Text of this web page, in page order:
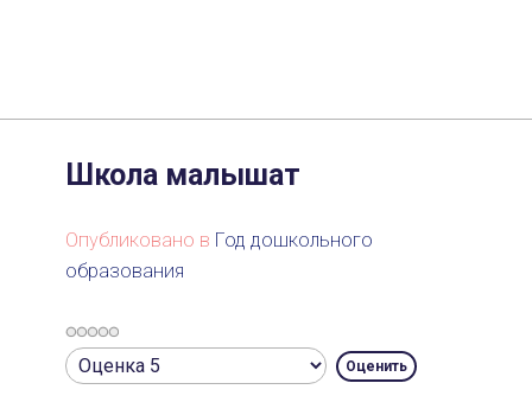
Школа малышат
Опубликовано в Год дошкольного
образования
Рейтинг:
0/5
Пожалуйста,